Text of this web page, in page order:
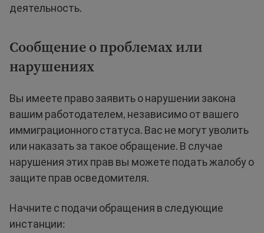
деятельность.
Сообщение о проблемах или
нарушениях
Вы имеете право заявить о нарушении закона
вашим работодателем, независимо от вашего
иммиграционного статуса. Вас не могут уволить
или наказать за такое обращение. В случае
нарушения этих прав вы можете подать жалобу о
защите прав осведомителя.
Начните с подачи обращения в следующие
инстанции: